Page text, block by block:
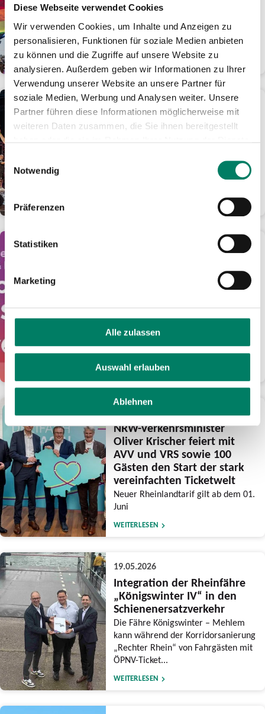
Diese Webseite verwendet Cookies
Wir verwenden Cookies, um Inhalte und Anzeigen zu
personalisieren, Funktionen für soziale Medien anbieten
zu können und die Zugriffe auf unsere Website zu
analysieren. Außerdem geben wir Informationen zu Ihrer
Verwendung unserer Website an unsere Partner für
soziale Medien, Werbung und Analysen weiter. Unsere
Partner führen diese Informationen möglicherweise mit
weiteren Daten zusammen, die Sie ihnen bereitgestellt
Einwilligungsauswahl
Notwendig
Präferenzen
Statistiken
Marketing
Alle zulassen
Auswahl erlauben
Ablehnen
Tage für nur 24 Euro im
Ticket-Angebot ist online oder als
Handyticket erhältlich
01.06.2026
KöllePally lässt den
Tanzbrunnen eskalieren:
Ausbilder Schmidt und Laurin
frühsommerliche Fahrten
Aktion ihre Tarifreformen und wollen
den Luftlinientarif noch bekannter
machen
WEITERLESEN
NRW-Verkehrsminister
Oliver Krischer feiert mit
AVV und VRS sowie 100
Gästen den Start der stark
vereinfachten Ticketwelt
Neuer Rheinlandtarif gilt ab dem 01.
Juni
WEITERLESEN
19.05.2026
Integration der Rheinfähre
„Königswinter IV“ in den
Schienenersatzverkehr
Die Fähre Königswinter – Mehlem
kann während der Korridorsanierung
„Rechter Rhein“ von Fahrgästen mit
ÖPNV-Ticket...
WEITERLESEN